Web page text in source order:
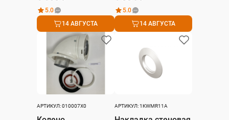
5.0
14 АВГУСТА
5.0
14 АВГУСТА
АРТИКУЛ: 010007X0 АРТИКУЛ: 1KWMR11A